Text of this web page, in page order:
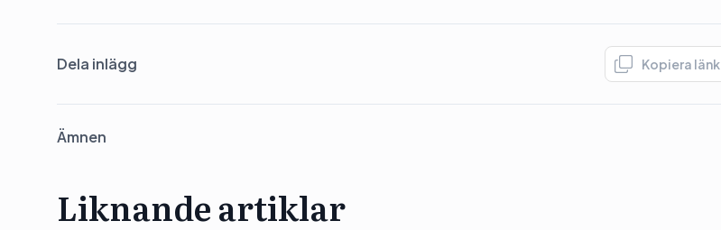
Dela inlägg Kopiera länk
Ämnen
Liknande artiklar